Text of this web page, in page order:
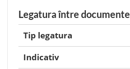
Legatura între documente
Tip legatura
Indicativ